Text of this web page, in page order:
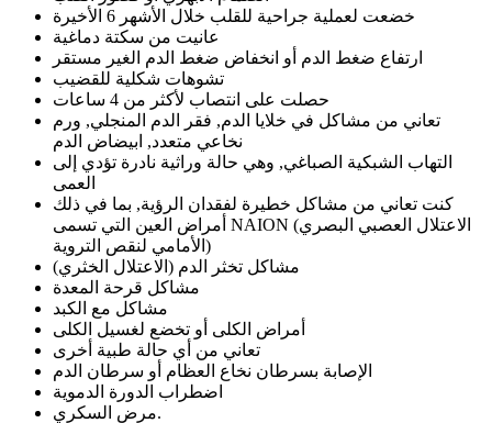
خضعت لعملية جراحية للقلب خلال الأشهر 6 الأخيرة
عانيت من سكتة دماغية
ارتفاع ضغط الدم أو انخفاض ضغط الدم الغير مستقر
تشوهات شكلية للقضيب
حصلت على انتصاب لأكثر من 4 ساعات
تعاني من مشاكل في خلايا الدم, فقر الدم المنجلي, ورم
نخاعي متعدد, ابيضاض الدم
التهاب الشبكية الصباغي, وهي حالة وراثية نادرة تؤدي إلى
العمى
كنت تعاني من مشاكل خطيرة لفقدان الرؤية, بما في ذلك
أمراض العين التي تسمى NAION (الاعتلال العصبي البصري
الأمامي لنقص التروية)
مشاكل تخثر الدم (الاعتلال الخثري)
مشاكل قرحة المعدة
مشاكل مع الكبد
أمراض الكلى أو تخضع لغسيل الكلى
تعاني من أي حالة طبية أخرى
الإصابة بسرطان نخاع العظام أو سرطان الدم
اضطراب الدورة الدموية
مرض السكري.